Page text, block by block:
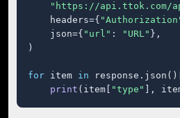
"https://api.ttok.com/
    headers={
    json={
"url" : "URL" },
)
for item in response.json()[
print (item[ "type" ],